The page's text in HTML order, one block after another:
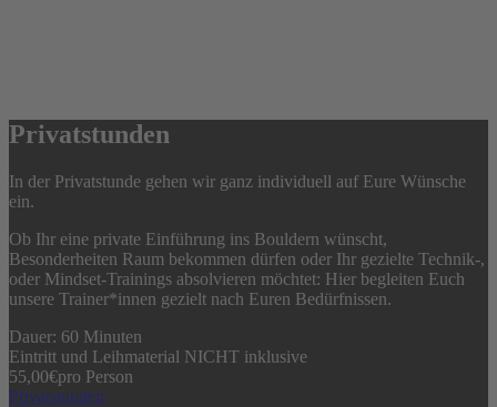
Privatstunden
In der Privatstunde gehen wir ganz individuell auf Eure Wünsche
ein.
Ob Ihr eine private Einführung ins Bouldern wünscht,
Besonderheiten Raum bekommen dürfen oder Ihr gezielte Technik-,
oder Mindset-Trainings absolvieren möchtet: Hier begleiten Euch
unsere Trainer*innen gezielt nach Euren Bedürfnissen.
Dauer: 60 Minuten
Eintritt und Leihmaterial NICHT inklusive
55,00€pro Person
Privatstunden